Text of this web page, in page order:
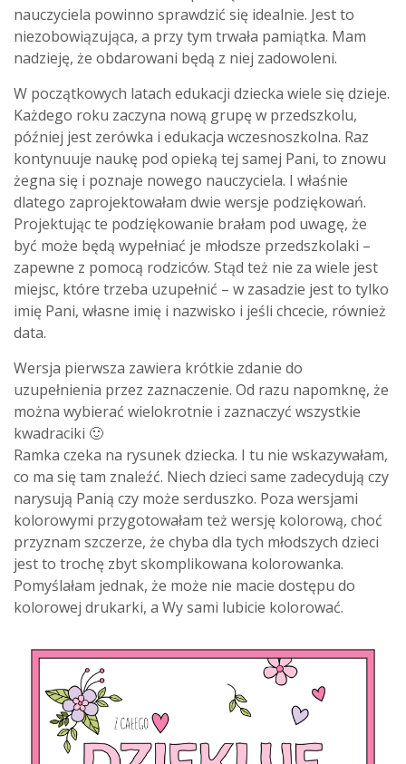
nauczyciela powinno sprawdzić się idealnie. Jest to
niezobowiązująca, a przy tym trwała pamiątka. Mam
nadzieję, że obdarowani będą z niej zadowoleni.
W początkowych latach edukacji dziecka wiele się dzieje.
Każdego roku zaczyna nową grupę w przedszkolu,
później jest zerówka i edukacja wczesnoszkolna. Raz
kontynuuje naukę pod opieką tej samej Pani, to znowu
żegna się i poznaje nowego nauczyciela. I właśnie
dlatego zaprojektowałam dwie wersje podziękowań.
Projektując te podziękowanie brałam pod uwagę, że
być może będą wypełniać je młodsze przedszkolaki –
zapewne z pomocą rodziców. Stąd też nie za wiele jest
miejsc, które trzeba uzupełnić – w zasadzie jest to tylko
imię Pani, własne imię i nazwisko i jeśli chcecie, również
data.
Wersja pierwsza zawiera krótkie zdanie do
uzupełnienia przez zaznaczenie. Od razu napomknę, że
można wybierać wielokrotnie i zaznaczyć wszystkie
kwadraciki 🙂
Ramka czeka na rysunek dziecka. I tu nie wskazywałam,
co ma się tam znaleźć. Niech dzieci same zadecydują czy
narysują Panią czy może serduszko. Poza wersjami
kolorowymi przygotowałam też wersję kolorową, choć
przyznam szczerze, że chyba dla tych młodszych dzieci
jest to trochę zbyt skomplikowana kolorowanka.
Pomyślałam jednak, że może nie macie dostępu do
kolorowej drukarki, a Wy sami lubicie kolorować.